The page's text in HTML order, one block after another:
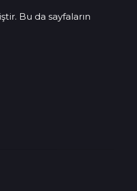
Bu da sayfaların